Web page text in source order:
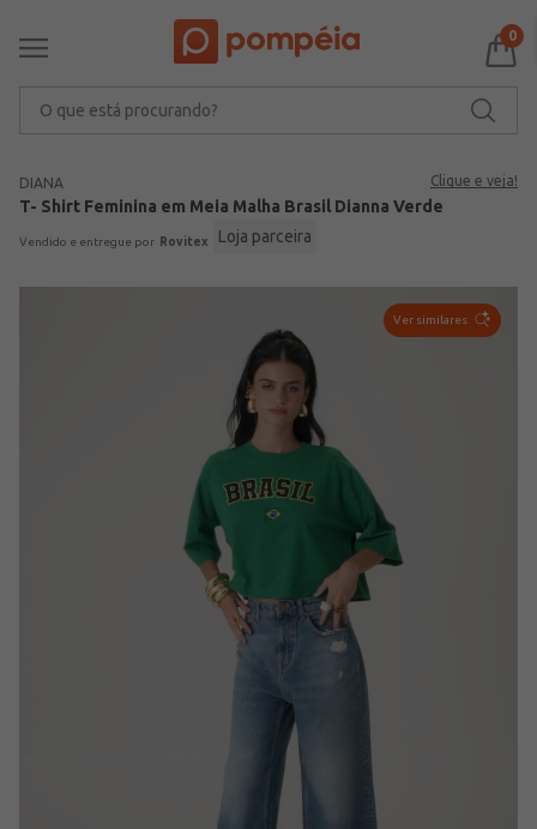
0
DIANA Clique e veja!
T- Shirt Feminina em Meia Malha Brasil Dianna Verde
Rovitex Loja parceira
Ver similares